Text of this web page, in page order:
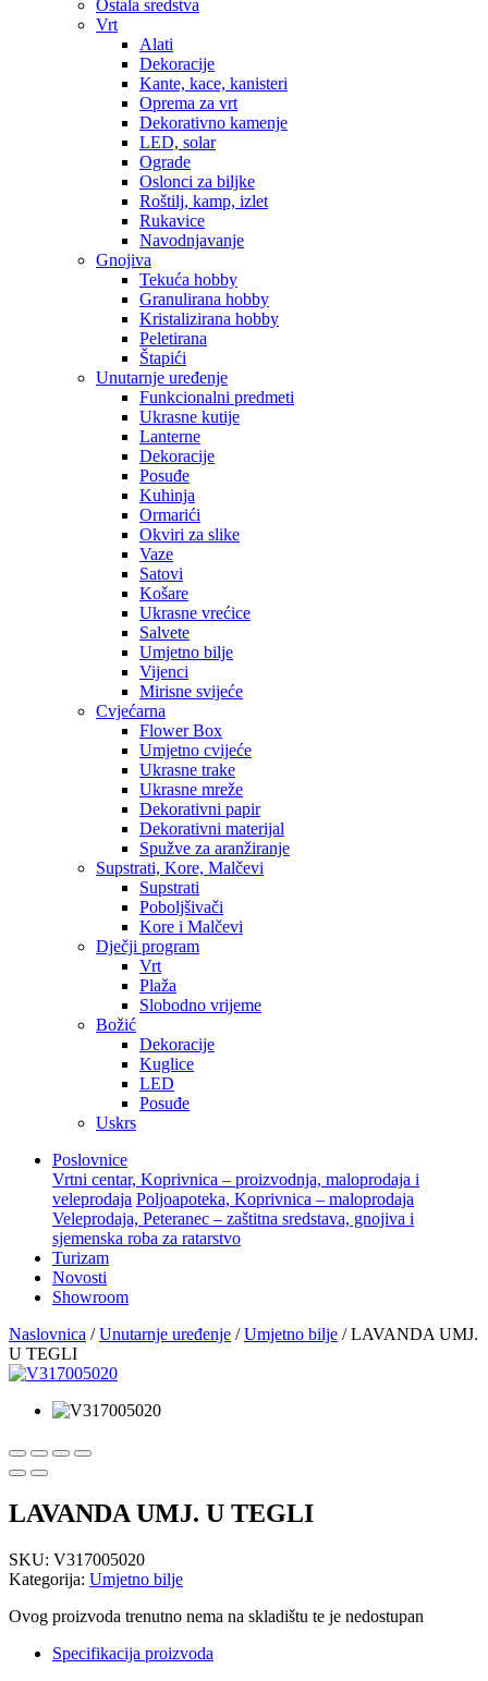
Ostala sredstva
Vrt
Alati
Dekoracije
Kante, kace, kanisteri
Oprema za vrt
Dekorativno kamenje
LED, solar
Ograde
Oslonci za biljke
Roštilj, kamp, izlet
Rukavice
Navodnjavanje
Gnojiva
Tekuća hobby
Granulirana hobby
Kristalizirana hobby
Peletirana
Štapići
Unutarnje uređenje
Funkcionalni predmeti
Ukrasne kutije
Lanterne
Dekoracije
Posuđe
Kuhinja
Ormarići
Okviri za slike
Vaze
Satovi
Košare
Ukrasne vrećice
Salvete
Umjetno bilje
Vijenci
Mirisne svijeće
Cvjećarna
Flower Box
Umjetno cvijeće
Ukrasne trake
Ukrasne mreže
Dekorativni papir
Dekorativni materijal
Spužve za aranžiranje
Supstrati, Kore, Malčevi
Supstrati
Poboljšivači
Kore i Malčevi
Dječji program
Vrt
Plaža
Slobodno vrijeme
Božić
Dekoracije
Kuglice
LED
Posuđe
Uskrs
Poslovnice
Vrtni centar, Koprivnica – proizvodnja, maloprodaja i
veleprodaja Poljoapoteka, Koprivnica – maloprodaja
Veleprodaja, Peteranec – zaštitna sredstava, gnojiva i
sjemenska roba za ratarstvo
Turizam
Novosti
Showroom
Naslovnica /Unutarnje uređenje /Umjetno bilje / LAVANDA UMJ.
U TEGLI
LAVANDA UMJ. U TEGLI
SKU: V317005020
Kategorija: Umjetno bilje
Ovog proizvoda trenutno nema na skladištu te je nedostupan
Specifikacija proizvoda